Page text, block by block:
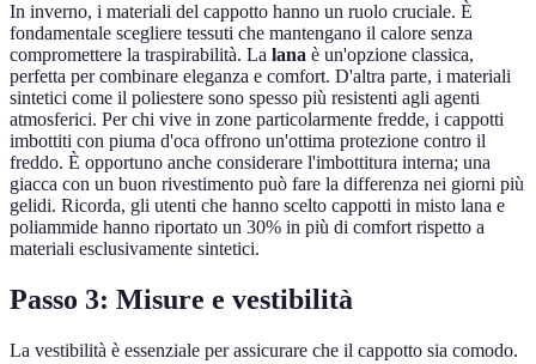
In inverno, i materiali del cappotto hanno un ruolo cruciale. È
fondamentale scegliere tessuti che mantengano il calore senza
compromettere la traspirabilità. La lana è un'opzione classica,
perfetta per combinare eleganza e comfort. D'altra parte, i materiali
sintetici come il poliestere sono spesso più resistenti agli agenti
atmosferici. Per chi vive in zone particolarmente fredde, i cappotti
imbottiti con piuma d'oca offrono un'ottima protezione contro il
freddo. È opportuno anche considerare l'imbottitura interna; una
giacca con un buon rivestimento può fare la differenza nei giorni più
gelidi. Ricorda, gli utenti che hanno scelto cappotti in misto lana e
poliammide hanno riportato un 30% in più di comfort rispetto a
materiali esclusivamente sintetici.
Passo 3: Misure e vestibilità
La vestibilità è essenziale per assicurare che il cappotto sia comodo.